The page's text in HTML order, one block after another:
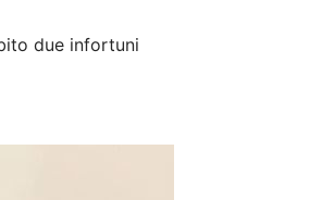
due infortuni